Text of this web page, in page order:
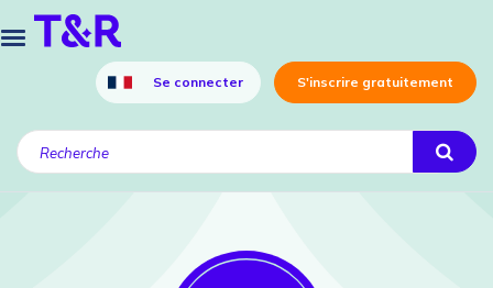
Se connecter S'inscrire gratuitement